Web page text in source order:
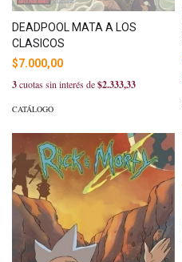
DEADPOOL MATA A LOS
CLASICOS
$7.000,00
3cuotas sin interés de$2.333,33
CATÁLOGO